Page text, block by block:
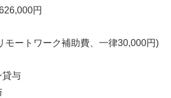
円
モートワーク補助費、一律30,000円)
貸与